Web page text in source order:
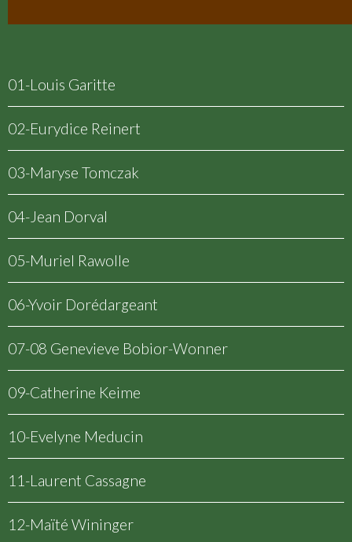
01-Louis Garitte
02-Eurydice Reinert
03-Maryse Tomczak
04-Jean Dorval
05-Muriel Rawolle
06-Yvoir Dorédargeant
07-08 Genevieve Bobior-Wonner
09-Catherine Keime
10-Evelyne Meducin
11-Laurent Cassagne
12-Maïté Wininger